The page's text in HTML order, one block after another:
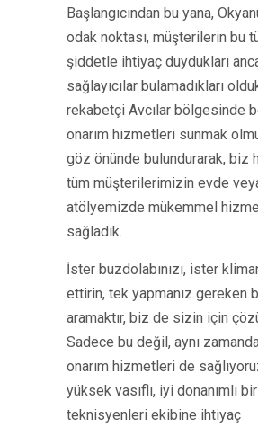
Başlangıcından bu yana,
odak noktası, müşterilerin bu
şiddetle ihtiyaç duydukları
sağlayıcılar bulamadıkları
rekabetçi Avcılar bölgesinde
onarım hizmetleri sunmak
göz önünde bulundurarak, biz
tüm müşterilerimizin evde
atölyemizde mükemmel
sağladık.
İster buzdolabınızı, ister
ettirin, tek yapmanız gereken
aramaktır, biz de sizin için
Sadece bu değil, aynı
onarım hizmetleri de
yüksek vasıflı, iyi donanımlı
teknisyenleri ekibine ihtiyaç